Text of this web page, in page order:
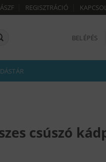
ÁSZF REGISZTRÁCIÓ
BELÉPÉS
csúszó